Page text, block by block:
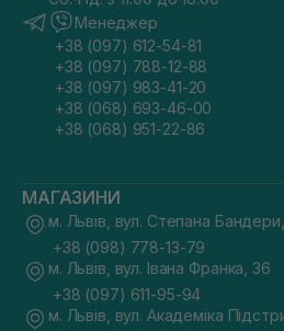
Менеджер
+38 (097) 612-54-81
+38 (097) 788-12-88
+38 (097) 983-41-20
+38 (068) 693-46-00
+38 (068) 951-22-86
МАГАЗИНИ
м. Львів, вул. Степана
+38 (098) 778-13-79
м. Львів, вул. Івана Франка, 36
+38 (097) 611-95-94
м. Львів, вул. Академіка